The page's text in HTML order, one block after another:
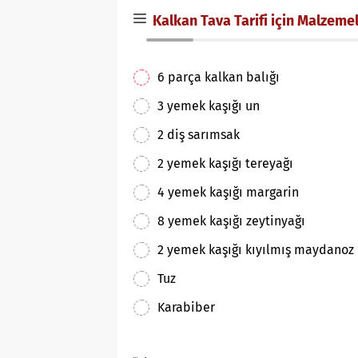
Kalkan Tava Tarifi için
6 parça kalkan balığı
3 yemek kaşığı un
2 diş sarımsak
2 yemek kaşığı tereyağı
4 yemek kaşığı margarin
8 yemek kaşığı zeytinyağı
2 yemek kaşığı kıyılmış maydanoz
Tuz
Karabiber